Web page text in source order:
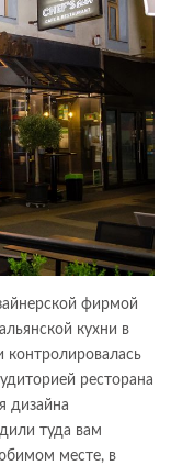
фирмой
кухни в
контролировалась
ресторана
дизайна
туда вам
месте, в